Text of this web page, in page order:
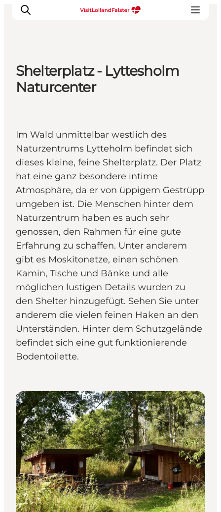
Natur und Outdoor
Urlaubsplaner
Shelterplatz - Lyttesholm
Naturcenter
Im Wald unmittelbar westlich des
Naturzentrums Lytteholm befindet sich
dieses kleine, feine Shelterplatz. Der Platz
hat eine ganz besondere intime
Atmosphäre, da er von üppigem Gestrüpp
umgeben ist. Die Menschen hinter dem
Naturzentrum haben es auch sehr
genossen, den Rahmen für eine gute
Erfahrung zu schaffen. Unter anderem
gibt es Moskitonetze, einen schönen
Kamin, Tische und Bänke und alle
möglichen lustigen Details wurden zu
den Shelter hinzugefügt. Sehen Sie unter
anderem die vielen feinen Haken an den
Unterständen. Hinter dem Schutzgelände
befindet sich eine gut funktionierende
Bodentoilette.
Shelters & Naturlagerplätze